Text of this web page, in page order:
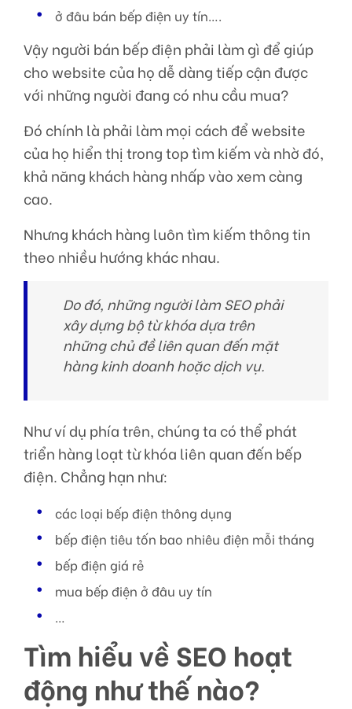
ở đâu bán bếp điện uy tín….
Vậy người bán bếp điện phải làm gì để giúp
cho website của họ dễ dàng tiếp cận được
với những người đang có nhu cầu mua?
Đó chính là phải làm mọi cách để website
của họ hiển thị trong top tìm kiếm và nhờ đó,
khả năng khách hàng nhấp vào xem càng
cao.
Nhưng khách hàng luôn tìm kiếm thông tin
theo nhiều hướng khác nhau.
Do đó, những người làm SEO phải
xây dựng bộ từ khóa dựa trên
những chủ đề liên quan đến mặt
hàng kinh doanh hoặc dịch vụ.
Như ví dụ phía trên, chúng ta có thể phát
triển hàng loạt từ khóa liên quan đến bếp
điện. Chẳng hạn như:
các loại bếp điện thông dụng
bếp điện tiêu tốn bao nhiêu điện mỗi tháng
bếp điện giá rẻ
mua bếp điện ở đâu uy tín
…
Tìm hiểu về SEO hoạt
động như thế nào?